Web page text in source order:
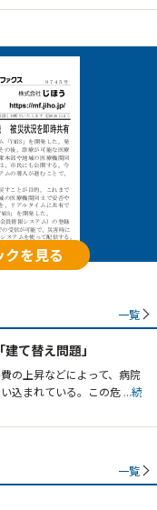
クを見る
一覧
て替え問題」
の上昇などによって、病院
込まれている。この危 ...続
一覧